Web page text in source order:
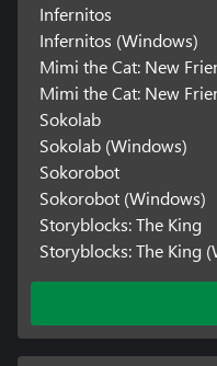
Infernitos
Infernitos (Windows)
Mimi the Cat: New
Mimi the Cat: New
Sokolab
Sokolab (Windows)
Sokorobot
Sokorobot (Windows)
Storyblocks: The King
Storyblocks: The King